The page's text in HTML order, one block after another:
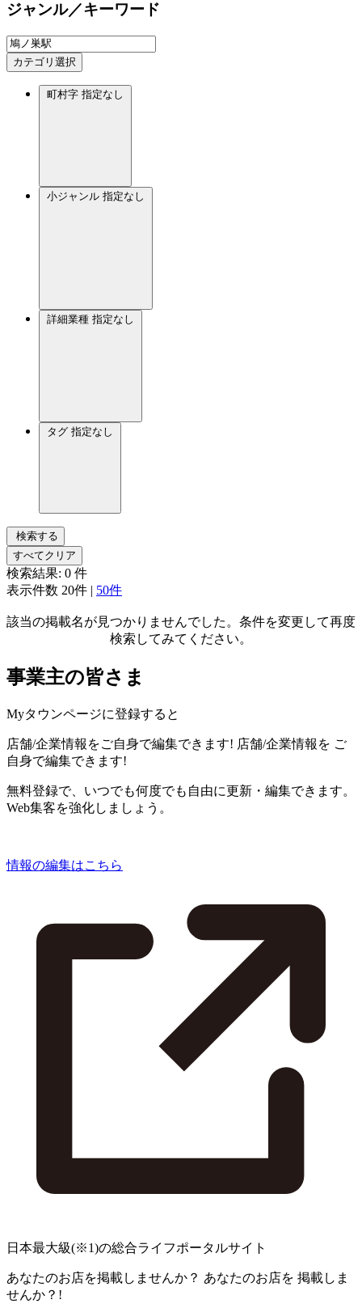
ジャンル／キーワード
カテゴリ選択
町村字 指定なし
小ジャンル 指定なし
詳細業種 指定なし
タグ 指定なし
検索する
すべてクリア
検索結果: 0 件
表示件数 20件 | 50件
該当の掲載名が見つかりませんでした。条件を変更して再度
検索してみてください。
事業主の皆さま
Myタウンページに登録すると
店舗/企業情報をご自身で編集できます! 店舗/企業情報を ご
自身で編集できます!
無料登録で、いつでも何度でも自由に更新・編集できます。
Web集客を強化しましょう。
情報の編集はこちら
日本最大級(※1)の総合ライフポータルサイト
あなたのお店を掲載しませんか？ あなたのお店を 掲載しま
せんか？!